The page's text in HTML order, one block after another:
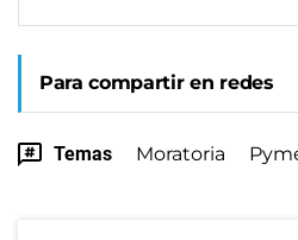
Para compartir en redes
Temas Moratoria